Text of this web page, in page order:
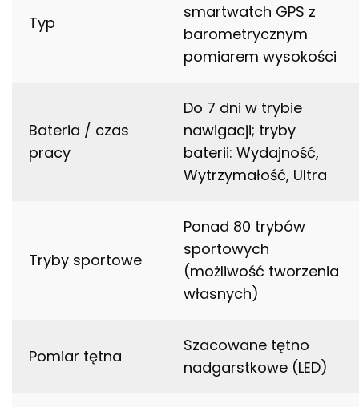
Typ
smartwatch GPS z
barometrycznym
pomiarem wysokości
Bateria / czas
pracy
Do 7 dni w trybie
nawigacji; tryby
baterii: Wydajność,
Wytrzymałość, Ultra
Tryby sportowe
Ponad 80 trybów
sportowych
(możliwość tworzenia
własnych)
Pomiar tętna
Szacowane tętno
nadgarstkowe (LED)